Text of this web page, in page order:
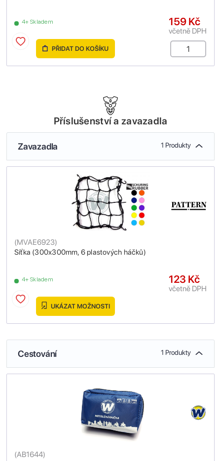
4+ Skladem 159 Kč
včetně DPH
PŘIDAT DO KOŠÍKU
Příslušenství a zavazadla
Zavazadla 1 Produkty
Síťka (300x300mm, 6 plastových háčků)
(MVAE6923)
4+ Skladem 123 Kč
včetně DPH
UKÁZAT MOŽNOSTI
Cestování 1 Produkty
(AB1644)